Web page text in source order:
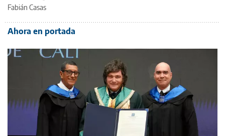
Fabián Casas
Ahora en portada